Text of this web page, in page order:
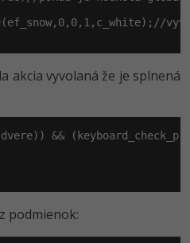
akcia vyvolaná že je splnená
&&
podmienok: